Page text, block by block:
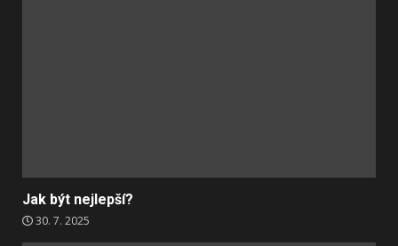
Jak být nejlepší?
30. 7. 2025